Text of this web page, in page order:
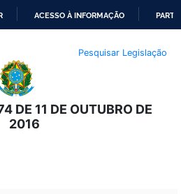
O
CONTEÚDO
ACESSO À INFORMAÇÃO
Pesquisar Legislação
DE 11 DE OUTUBRO DE
2016